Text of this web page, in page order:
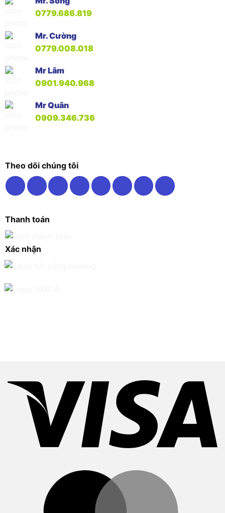
0779.686.819
Mr. Cường
0779.008.018
Mr Lâm
0901.940.968
Mr Quân
0909.346.736
Theo dõi chúng tôi
Thanh toán
Xác nhận